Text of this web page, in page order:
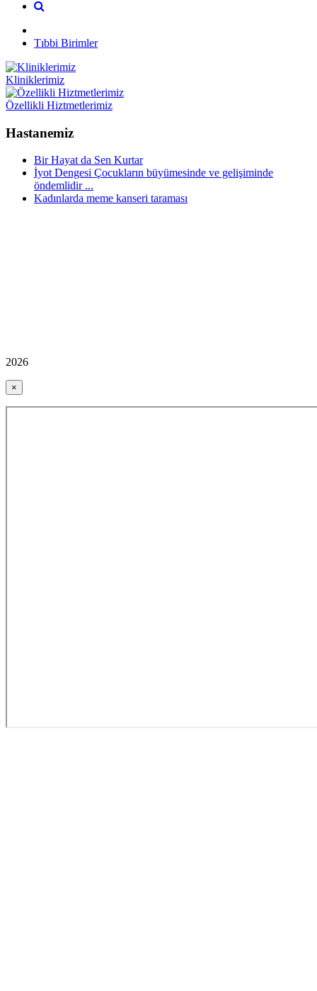
Tıbbi Birimler
Kliniklerimiz
Özellikli Hiztmetlerimiz
Hastanemiz
Bir Hayat da Sen Kurtar
İyot Dengesi Çocukların büyümesinde ve gelişiminde
öndemlidir ...
Kadınlarda meme kanseri taraması
2026
×